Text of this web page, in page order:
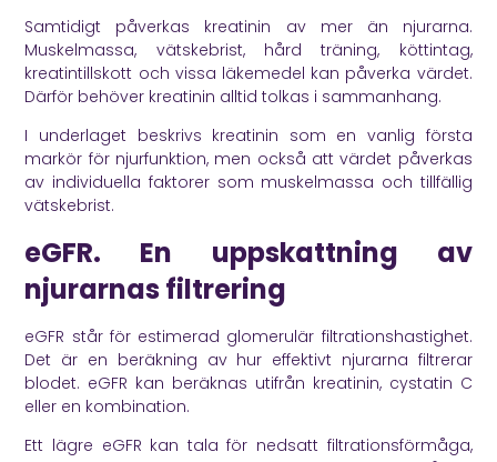
Samtidigt påverkas kreatinin av mer än njurarna.
Muskelmassa, vätskebrist, hård träning, köttintag,
kreatintillskott och vissa läkemedel kan påverka värdet.
Därför behöver kreatinin alltid tolkas i sammanhang.
I underlaget beskrivs kreatinin som en vanlig första
markör för njurfunktion, men också att värdet påverkas
av individuella faktorer som muskelmassa och tillfällig
vätskebrist.
eGFR. En uppskattning av
njurarnas filtrering
eGFR står för estimerad glomerulär filtrationshastighet.
Det är en beräkning av hur effektivt njurarna filtrerar
blodet. eGFR kan beräknas utifrån kreatinin, cystatin C
eller en kombination.
Ett lägre eGFR kan tala för nedsatt filtrationsförmåga,